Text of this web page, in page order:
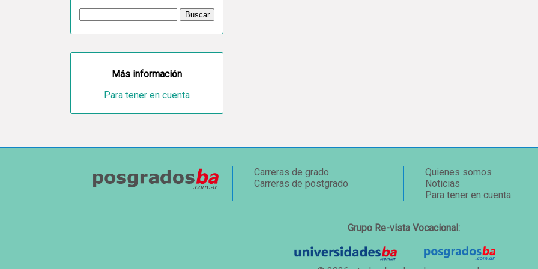
Más información
Para tener en cuenta
Carreras de grado
Carreras de postgrado
Quienes somos
Noticias
Para tener en cuenta
Grupo Re-vista Vocacional: